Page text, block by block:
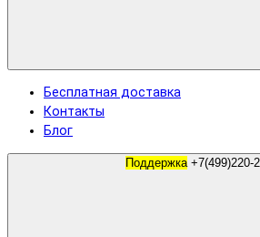
Бесплатная доставка
Контакты
Блог
Поддержка